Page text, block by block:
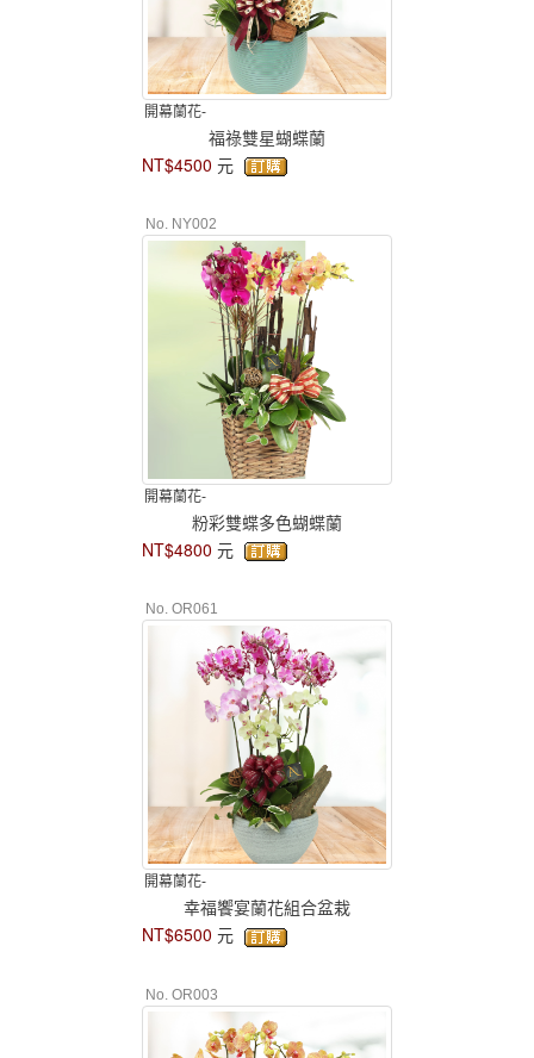
開幕蘭花-
福祿雙星蝴蝶蘭
NT$4500 元
No. NY002
開幕蘭花-
粉彩雙蝶多色蝴蝶蘭
NT$4800 元
No. OR061
開幕蘭花-
幸福饗宴蘭花組合盆栽
NT$6500 元
No. OR003